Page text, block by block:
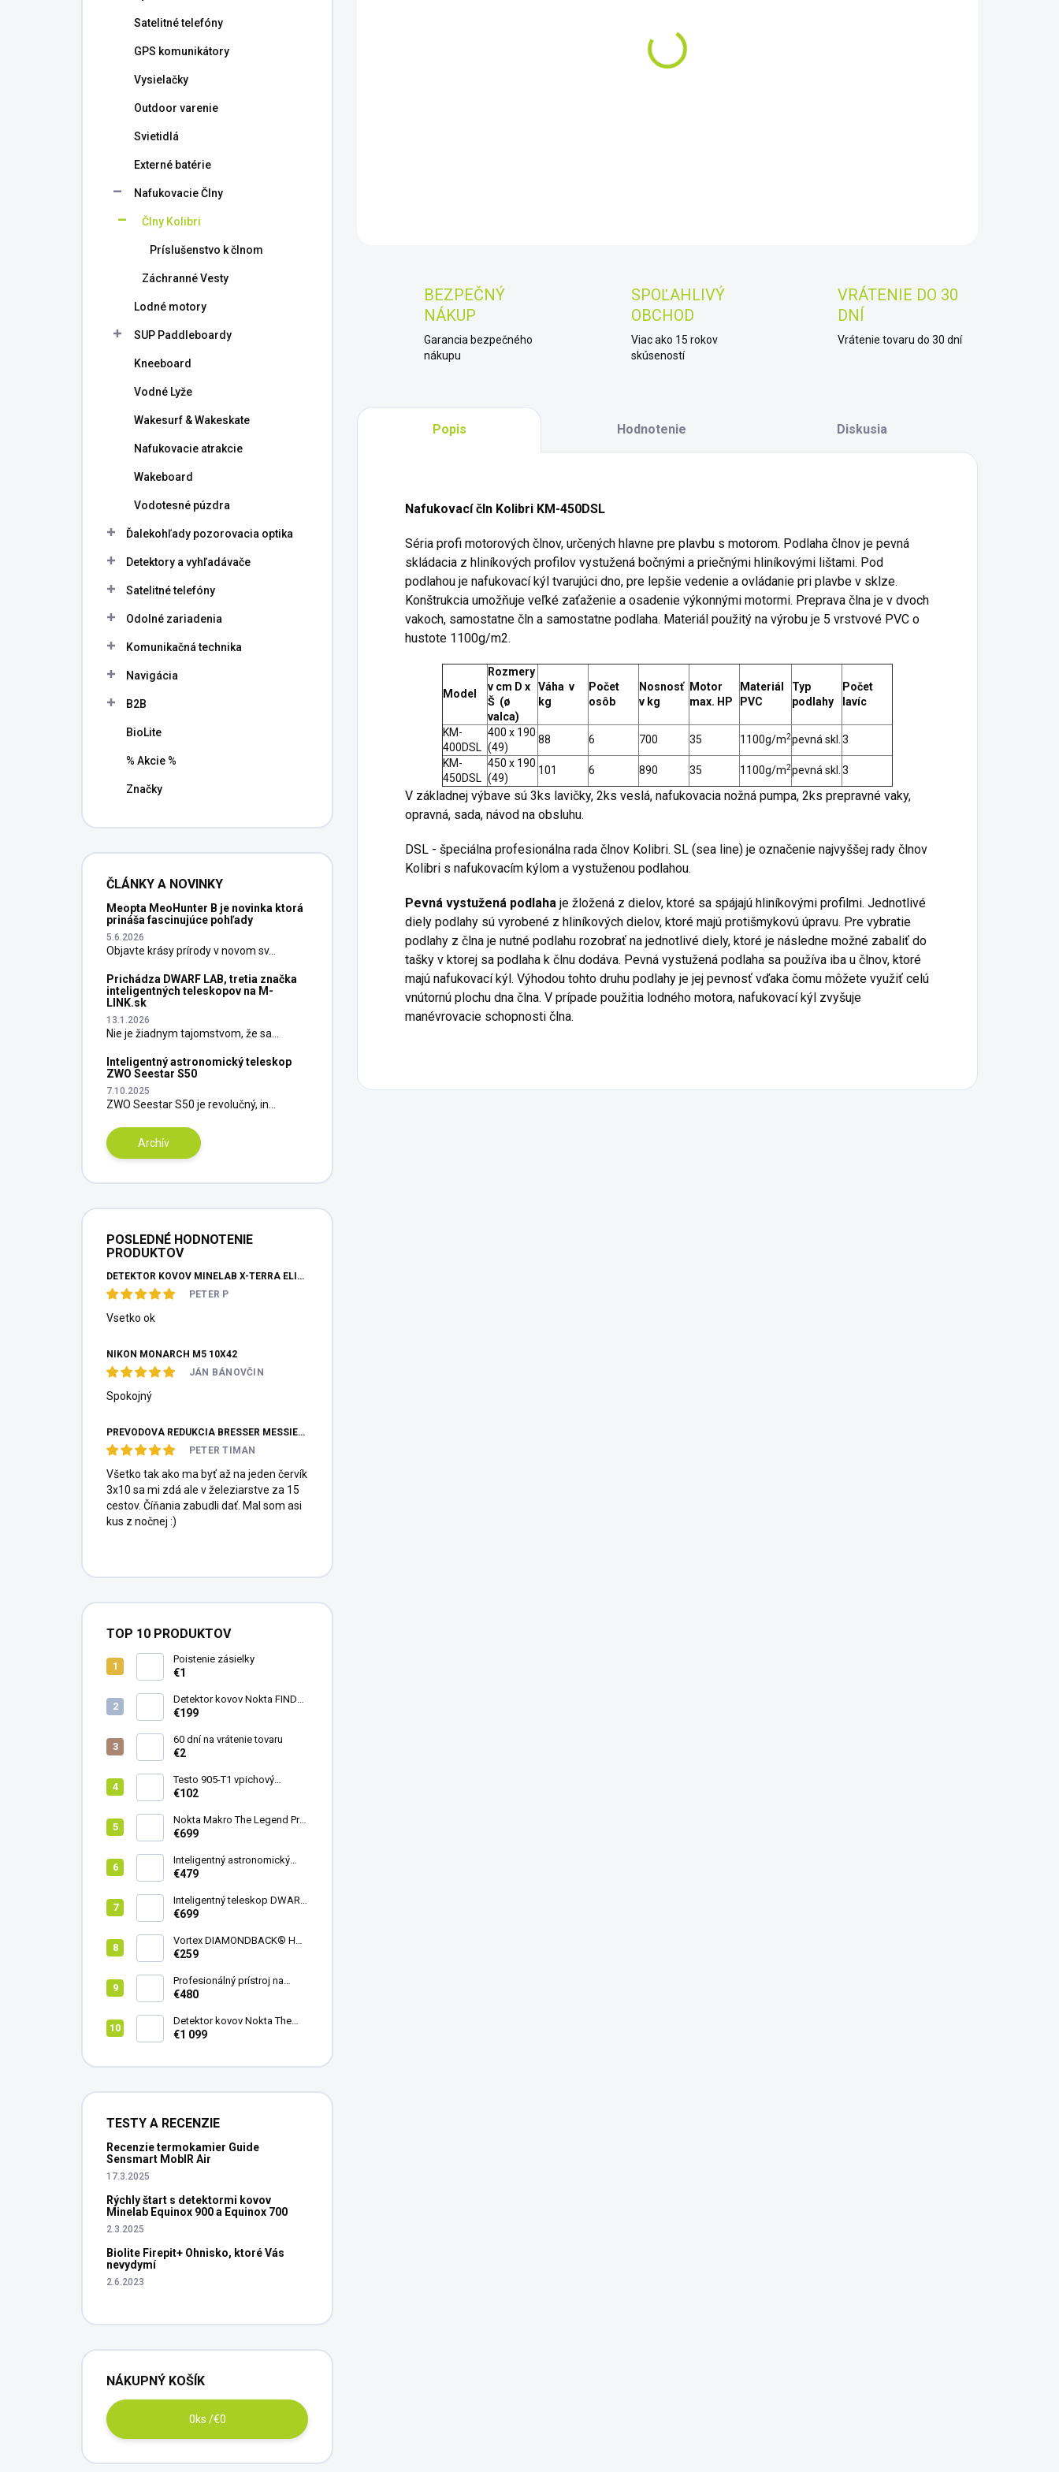
Satelitné telefóny
GPS komunikátory
Vysielačky
Outdoor varenie
Svietidlá
Externé batérie
Nafukovacie Člny
Člny Kolibri
Príslušenstvo k člnom
Záchranné Vesty
Lodné motory
SUP Paddleboardy
Kneeboard
Vodné Lyže
Wakesurf & Wakeskate
Nafukovacie atrakcie
Wakeboard
Vodotesné púzdra
Ďalekohľady pozorovacia optika
Detektory a vyhľadávače
Satelitné telefóny
Odolné zariadenia
Komunikačná technika
Navigácia
B2B
BioLite
% Akcie %
Značky
ČLÁNKY A NOVINKY
Meopta MeoHunter B je novinka ktorá
prináša fascinujúce pohľady
5.6.2026
Objavte krásy prírody v novom sv...
Prichádza DWARF LAB, tretia značka
inteligentných teleskopov na M-
LINK.sk
13.1.2026
Nie je žiadnym tajomstvom, že sa...
Inteligentný astronomický teleskop
ZWO Seestar S50
7.10.2025
ZWO Seestar S50 je revolučný, in...
Archív
POSLEDNÉ HODNOTENIE
PRODUKTOV
DETEKTOR KOVOV MINELAB X-TERRA ELITE PINPOITER SET
PETER P
Vsetko ok
NIKON MONARCH M5 10X42
JÁN BÁNOVČIN
Spokojný
PREVODOVÁ REDUKCIA BRESSER MESSIER HEXAFOC 1:10
PETER TIMAN
Všetko tak ako ma byť až na jeden červík
3x10 sa mi zdá ale v železiarstve za 15
cestov. Číňania zabudli dať. Mal som asi
kus z nočnej :)
TOP 10 PRODUKTOV
Poistenie zásielky
€1
Detektor kovov Nokta FINDX
Pro
€199
60 dní na vrátenie tovaru
€2
Testo 905-T1 vpichový
teplomer
€102
Nokta Makro The Legend Pro
Pack - model 2024
€699
Inteligentný astronomický
teleskop DwarfLab Dwarf
€479
Inteligentný teleskop DWARF
III + originálny statív DWARF 3
€699
Vortex DIAMONDBACK® HD
8X42
€259
Profesionálný prístroj na
vedenie vŕtania Laserliner
€480
Detektor kovov Nokta The
Legend 2
€1 099
TESTY A RECENZIE
Recenzie termokamier Guide
Sensmart MobIR Air
17.3.2025
Rýchly štart s detektormi kovov
Minelab Equinox 900 a Equinox 700
2.3.2025
Biolite Firepit+ Ohnisko, ktoré Vás
nevydymí
2.6.2023
NÁKUPNÝ KOŠÍK
0ks /€0
BEZPEČNÝ
NÁKUP
Garancia bezpečného
nákupu
SPOĽAHLIVÝ
OBCHOD
Viac ako 15 rokov
skúseností
VRÁTENIE DO 30
DNÍ
Vrátenie tovaru do 30 dní
Popis Hodnotenie Diskusia
Nafukovací čln Kolibri KM-450DSL
Séria profi motorových člnov, určených hlavne pre plavbu s motorom. Podlaha člnov je pevná
skládacia z hliníkových profilov vystužená bočnými a priečnými hliníkovými lištami. Pod
podlahou je nafukovací kýl tvarujúci dno, pre lepšie vedenie a ovládanie pri plavbe v sklze.
Konštrukcia umožňuje veľké zaťaženie a osadenie výkonnými motormi. Preprava člna je v dvoch
vakoch, samostatne čln a samostatne podlaha. Materiál použitý na výrobu je 5 vrstvové PVC o
hustote 1100g/m2.
Model
Rozmery
v cm D x
Š (ø
valca)
Váha v
kg
Počet
osôb
Nosnosť
v kg
Motor
max. HP
Materiál
PVC
Typ
podlahy
Počet
lavíc
KM-
400DSL
400 x 190
(49)
88 6 700 35 1100g/m2pevná skl. 3
KM-
450DSL
450 x 190
(49)
101 6 890 35 1100g/m2pevná skl. 3
V základnej výbave sú 3ks lavičky, 2ks veslá, nafukovacia nožná pumpa, 2ks prepravné vaky,
opravná, sada, návod na obsluhu.
DSL - špeciálna profesionálna rada člnov Kolibri. SL (sea line) je označenie najvyššej rady člnov
Kolibri s nafukovacím kýlom a vystuženou podlahou.
Pevná vystužená podlaha je žložená z dielov, ktoré sa spájajú hliníkovými profilmi. Jednotlivé
diely podlahy sú vyrobené z hliníkových dielov, ktoré majú protišmykovú úpravu. Pre vybratie
podlahy z člna je nutné podlahu rozobrať na jednotlivé diely, ktoré je následne možné zabaliť do
tašky v ktorej sa podlaha k člnu dodáva. Pevná vystužená podlaha sa používa iba u člnov, ktoré
majú nafukovací kýl. Výhodou tohto druhu podlahy je jej pevnosť vďaka čomu môžete využiť celú
vnútornú plochu dna člna. V prípade použitia lodného motora, nafukovací kýl zvyšuje
manévrovacie schopnosti člna.